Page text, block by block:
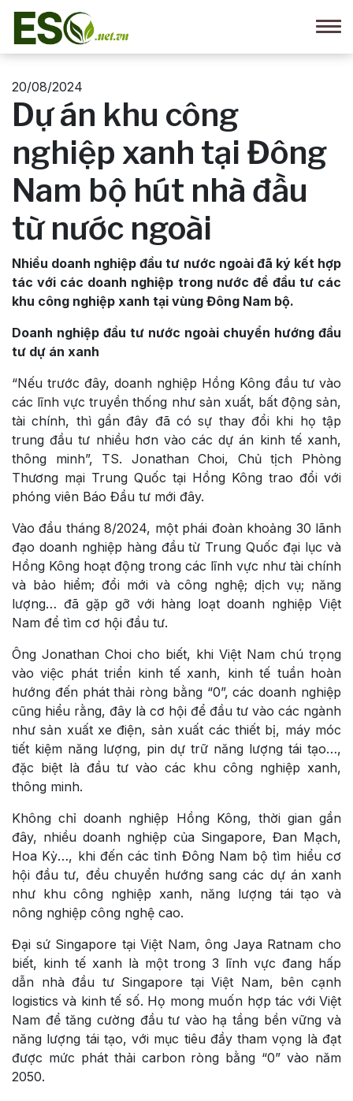
20/08/2024
Dự án khu công
nghiệp xanh tại Đông
Nam bộ hút nhà đầu
từ nước ngoài
Nhiều doanh nghiệp đầu tư nước ngoài đã ký kết hợp
tác với các doanh nghiệp trong nước để đầu tư các
khu công nghiệp xanh tại vùng Đông Nam bộ.
Doanh nghiệp đầu tư nước ngoài chuyển hướng đầu
tư dự án xanh
“Nếu trước đây, doanh nghiệp Hồng Kông đầu tư vào
các lĩnh vực truyền thống như sản xuất, bất động sản,
tài chính, thì gần đây đã có sự thay đổi khi họ tập
trung đầu tư nhiều hơn vào các dự án kinh tế xanh,
thông minh”, TS. Jonathan Choi, Chủ tịch Phòng
Thương mại Trung Quốc tại Hồng Kông trao đổi với
phóng viên Báo Đầu tư mới đây.
Vào đầu tháng 8/2024, một phái đoàn khoảng 30 lãnh
đạo doanh nghiệp hàng đầu từ Trung Quốc đại lục và
Hồng Kông hoạt động trong các lĩnh vực như tài chính
và bảo hiểm; đổi mới và công nghệ; dịch vụ; năng
lượng… đã gặp gỡ với hàng loạt doanh nghiệp Việt
Nam để tìm cơ hội đầu tư.
Ông Jonathan Choi cho biết, khi Việt Nam chú trọng
vào việc phát triển kinh tế xanh, kinh tế tuần hoàn
hướng đến phát thải ròng bằng “0”, các doanh nghiệp
cũng hiểu rằng, đây là cơ hội để đầu tư vào các ngành
như sản xuất xe điện, sản xuất các thiết bị, máy móc
tiết kiệm năng lượng, pin dự trữ năng lượng tái tạo…,
đặc biệt là đầu tư vào các khu công nghiệp xanh,
thông minh.
Không chỉ doanh nghiệp Hồng Kông, thời gian gần
đây, nhiều doanh nghiệp của Singapore, Đan Mạch,
Hoa Kỳ…, khi đến các tỉnh Đông Nam bộ tìm hiểu cơ
hội đầu tư, đều chuyển hướng sang các dự án xanh
như khu công nghiệp xanh, năng lượng tái tạo và
nông nghiệp công nghệ cao.
Đại sứ Singapore tại Việt Nam, ông Jaya Ratnam cho
biết, kinh tế xanh là một trong 3 lĩnh vực đang hấp
dẫn nhà đầu tư Singapore tại Việt Nam, bên cạnh
logistics và kinh tế số. Họ mong muốn hợp tác với Việt
Nam để tăng cường đầu tư vào hạ tầng bền vững và
năng lượng tái tạo, với mục tiêu đầy tham vọng là đạt
được mức phát thải carbon ròng bằng “0” vào năm
2050.